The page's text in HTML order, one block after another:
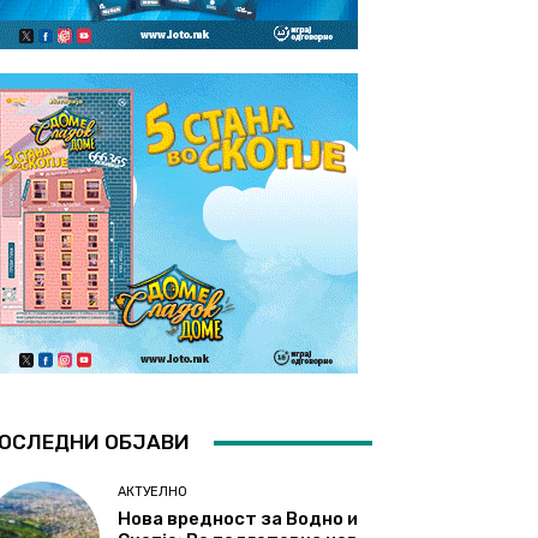
ОБЈАВИ
АКТУЕЛНО
Нова вредност за Водно и